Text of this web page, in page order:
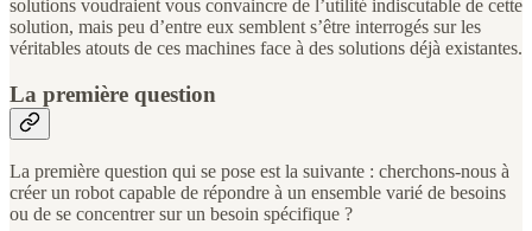
solutions voudraient vous convaincre de l’utilité indiscutable de cette
solution, mais peu d’entre eux semblent s’être interrogés sur les
véritables atouts de ces machines face à des solutions déjà existantes.
La première question
La première question qui se pose est la suivante : cherchons-nous à
créer un robot capable de répondre à un ensemble varié de besoins
ou de se concentrer sur un besoin spécifique ?